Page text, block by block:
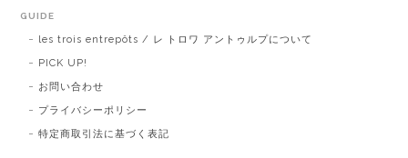
GUIDE
les trois entrepôts / レ トロワ アントゥルプについて
PICK UP!
お問い合わせ
プライバシーポリシー
特定商取引法に基づく表記